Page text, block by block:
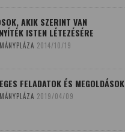
AKIK SZERINT VAN
ISTEN LÉTEZÉSÉRE
2014/10/19
FELADATOK ÉS MEGOLDÁSOK
2019/04/09